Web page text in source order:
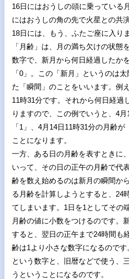
16日にはおうしの頭に乗っている
にはおうしの角の先で火星との共演
18日には、もう、ふたご座に入りま
「月齢」は、月の満ち欠けの状態
数字で、新月から何日経過したか
「0」。この「新月」というのは
た「瞬間」のことをいいます。例え
11時31分です。それから何日経過
りますので、この例でいうと、 4月
「1 」、 4月 14日11時31分の月齢が
ことになります。
一方、ある日の月齢を表すときに
いって、その日の正午の月齢で代
齢を数え始めるのは新月の瞬間か
る月齢を計算しようとすると、 24
てしまいます。 1日を1としてその
月齢の値に小数をつけるのです。
すると、翌日の正午まで24時間も
齢は1より小さな数字になるので
という数字と、旧暦などで使う、
うということになるのです。